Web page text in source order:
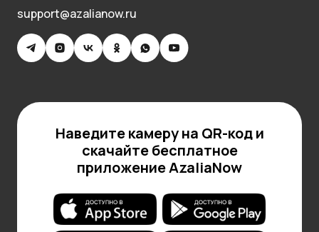
support@azalianow.ru
Наведите камеру на QR-код и
скачайте бесплатное
приложение AzaliaNow